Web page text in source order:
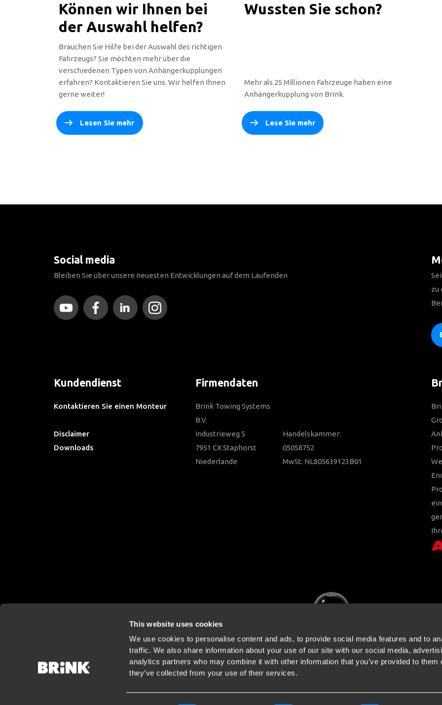
This website uses cookies
We use cookies to personalise content and ads, to provide social media features and to
traffic. We also share information about your use of our site with our social media,
analytics partners who may combine it with other information that you’ve provided to them
they’ve collected from your use of their services.
Können wir Ihnen bei
der Auswahl helfen?
Brauchen Sie Hilfe bei der Auswahl des richtigen
Fahrzeugs? Sie möchten mehr über die
verschiedenen Typen von Anhängerkupplungen
erfahren? Kontaktieren Sie uns. Wir helfen Ihnen
gerne weiter!
Lesen Sie mehr
Wussten Sie schon?
Mehr als 25 Millionen Fahrzeuge haben eine
Anhängerkupplung von Brink.
Lese Sie mehr
Social media
Bleiben Sie über unsere neuesten Entwicklungen auf dem Laufenden
zu
Kundendienst
Kontaktieren Sie einen Monteur
Disclaimer
Downloads
Firmendaten
Brink Towing Systems
B.V.
Industrieweg 5
7951 CX Staphorst
Niederlande
Handelskammer:
05058752
MwSt: NL805639123B01